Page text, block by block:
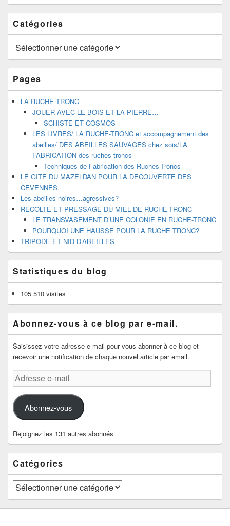
Catégories
Catégories
Pages
LA RUCHE TRONC
JOUER AVEC LE BOIS ET LA PIERRE…
SCHISTE ET COSMOS
LES LIVRES/ LA RUCHE-TRONC et accompagnement des
abeilles/ DES ABEILLES SAUVAGES chez sois/LA
FABRICATION des ruches-troncs
Techniques de Fabrication des Ruches-Troncs
LE GITE DU MAZELDAN POUR LA DECOUVERTE DES
CEVENNES.
Les abeilles noires…agressives?
RECOLTE ET PRESSAGE DU MIEL DE RUCHE-TRONC
LE TRANSVASEMENT D’UNE COLONIE EN RUCHE-TRONC
POURQUOI UNE HAUSSE POUR LA RUCHE TRONC?
TRIPODE ET NID D’ABEILLES
Statistiques du blog
105 510 visites
Abonnez-vous à ce blog par e-mail.
Saisissez votre adresse e-mail pour vous abonner à ce blog et
recevoir une notification de chaque nouvel article par email.
Adresse
e-
mail
Abonnez-vous
Rejoignez les 131 autres abonnés
Catégories
Catégories